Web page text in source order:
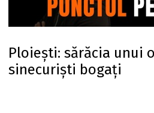
Ploiești: sărăcia unui
sinecuriști bogați